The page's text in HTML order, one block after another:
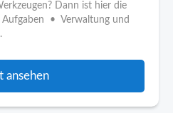
Dann ist hier die
Aufgaben • Verwaltung und
ansehen